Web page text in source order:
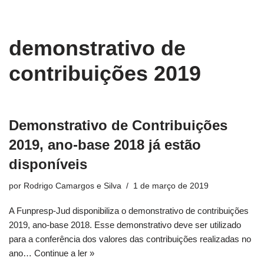
para
conteúdo
demonstrativo de
contribuições 2019
Demonstrativo de Contribuições
2019, ano-base 2018 já estão
disponíveis
por Rodrigo Camargos e Silva 1 de março de 2019
A Funpresp-Jud disponibiliza o demonstrativo de contribuições
2019, ano-base 2018. Esse demonstrativo deve ser utilizado
para a conferência dos valores das contribuições realizadas no
ano… Continue a ler »